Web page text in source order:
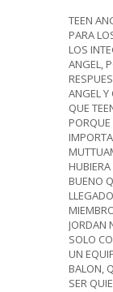
TEEN
PARA
LOS
ANGEL,
ANGEL Y
QUE
BUENO
JORDAN
SOLO
UN
BALON,
SER